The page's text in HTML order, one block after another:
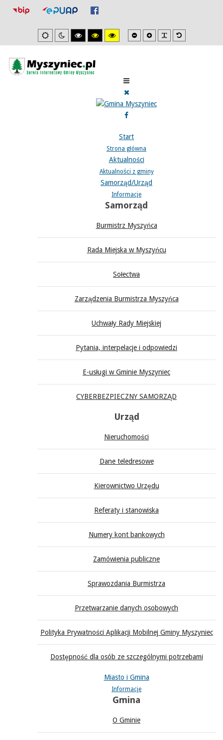
Ustawienia
domyslne
Tryb
nocny
Wysoki
kontrast
Wysoki
kontrast
Wysoki
kontrast
Mniejsza
czcionka
Zwiększona
czcionka
Domyślna
czcionka
Start
Strona główna
Aktualności
Aktualności z gminy
Samorząd/Urząd
Informacje
Samorząd
Burmistrz Myszyńca
Rada Miejska w Myszyńcu
Sołectwa
Zarządzenia Burmistrza Myszyńca
Uchwały Rady Miejskiej
Pytania, interpelacje i odpowiedzi
E-usługi w Gminie Myszyniec
CYBERBEZPIECZNY SAMORZĄD
Urząd
Nieruchomości
Dane teledresowe
Kierownictwo Urzędu
Referaty i stanowiska
Numery kont bankowych
Zamówienia publiczne
Sprawozdania Burmistrza
Przetwarzanie danych osobowych
Polityka Prywatności Aplikacji Mobilnej Gminy Myszyniec
Dostępność dla osób ze szczególnymi potrzebami
Miasto i Gmina
Informacje
Gmina
O Gminie